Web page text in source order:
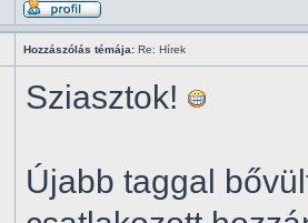
Hozzászólás témája: Re: Hírek
Sziasztok!
Újabb taggal